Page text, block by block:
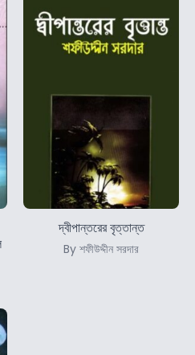
দ্বীপান্তরের বৃত্তান্ত
By শফীউদ্দীন সরদার